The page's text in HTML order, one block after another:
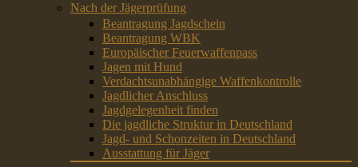
Nach der Jägerprüfung
Beantragung Jagdschein
Beantragung WBK
Europäischer Feuerwaffenpass
Jagen mit Hund
Verdachtsunabhängige Waffenkontrolle
Jagdlicher Anschluss
Jagdgelegenheit finden
Die jagdliche Struktur in Deutschland
Jagd- und Schonzeiten in Deutschland
Ausstattung für Jäger